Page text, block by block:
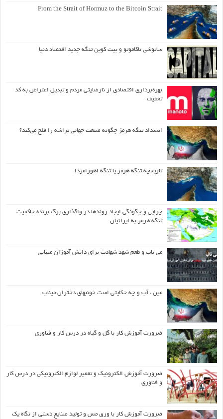
From the Strait of Hormuz to the Bitcoin Strait
ساتوشی ناکاموتو و بیت کوین تنگه جدید اقتصاد دنیا
بهره‌برداری اقتصادی از نارضایتی مردم و تبدیل اعتراض به کد
تخفیف
انسداد تنگه هرمز چگونه صنعت جهانی تراشه را فلج می‌کند؟
تاریخچه تنگه هرمز یا تنگه اهورامزدا
چرایی و چگونگی ایجاد روندها در واگذاری برگ برنده حاکمیت
تنگه هرمز به ایرانیان
می ناب و طعم شهد شهادت برای دانش آموزان مینابی
مین ، آب و چه حکایتی است خونبهای دختران میناب
ضرورت آموزش کار با گل و گیاه در درس کار و فناوری
ضرورت آموزش الکترونیک و تعمیر لوازم الکترونیکی در درس کار
و فناوری
ضرورت آموزش کار با ورق مس و تولید صنایع دستی از نگاه یک